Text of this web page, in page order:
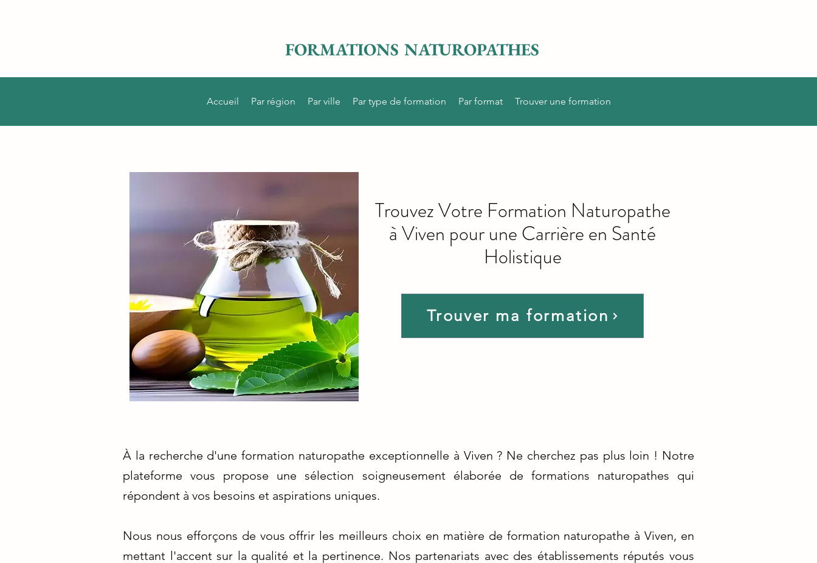
FORMATIONS NATUROPATHES
Accueil Par région Par ville Par type de formation Par format Trouver une formation
Trouver ma formation
Trouvez Votre Formation Naturopathe
à Viven pour une Carrière en Santé
Holistique
À la recherche d'une formation naturopathe exceptionnelle à Viven ? Ne cherchez pas plus loin ! Notre
plateforme vous propose une sélection soigneusement élaborée de formations naturopathes qui
répondent à vos besoins et aspirations uniques.
Nous nous efforçons de vous offrir les meilleurs choix en matière de formation naturopathe à Viven, en
mettant l'accent sur la qualité et la pertinence. Nos partenariats avec des établissements réputés vous